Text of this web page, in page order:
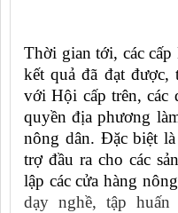
Thời gian tới, các
kết quả đã đạt
với Hội cấp trên, các
quyền địa phương
nông dân. Đặc biệt
trợ đầu ra cho các
lập các cửa hàng
dạy nghề, tập